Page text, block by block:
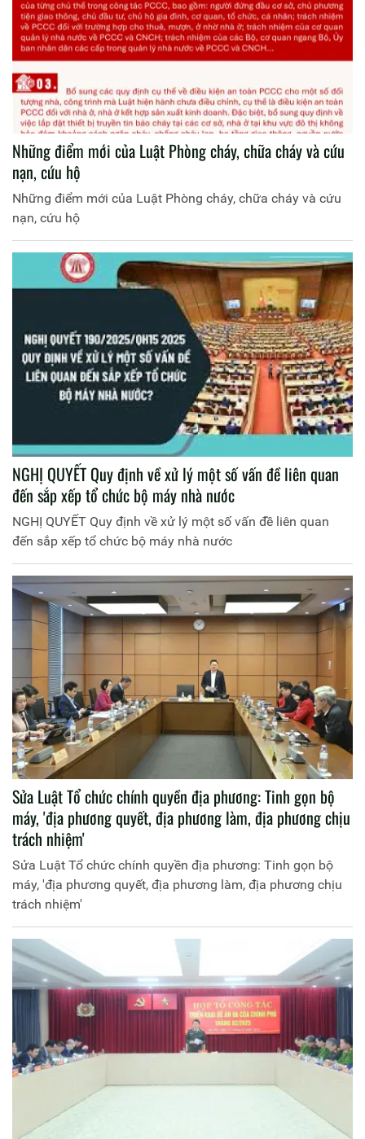
Những điểm mới của Luật Phòng cháy, chữa cháy và cứu
nạn, cứu hộ
Những điểm mới của Luật Phòng cháy, chữa cháy và cứu
nạn, cứu hộ
NGHỊ QUYẾT Quy định về xử lý một số vấn đề liên quan
đến sắp xếp tổ chức bộ máy nhà nước
NGHỊ QUYẾT Quy định về xử lý một số vấn đề liên quan
đến sắp xếp tổ chức bộ máy nhà nước
Sửa Luật Tổ chức chính quyền địa phương: Tinh gọn bộ
máy, 'địa phương quyết, địa phương làm, địa phương chịu
trách nhiệm'
Sửa Luật Tổ chức chính quyền địa phương: Tinh gọn bộ
máy, 'địa phương quyết, địa phương làm, địa phương chịu
trách nhiệm'